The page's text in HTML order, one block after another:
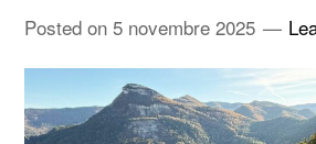
Posted on 5 novembre 2025